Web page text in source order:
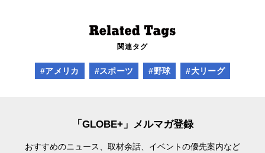
関連タグ
#アメリカ #スポーツ #野球 #大リーグ
「GLOBE+」メルマガ登録
おすすめのニュース、取材余話、 イベントの優先案内など